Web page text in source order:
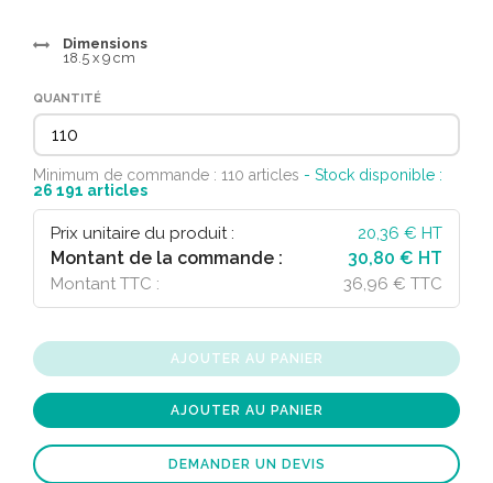
Dimensions
18.5 x 9 cm
QUANTITÉ
Minimum de commande : 110 articles - Stock disponible :
26 191 articles
Prix unitaire du produit : 20,36 € HT
Montant de la commande : 30,80 € HT
Montant TTC : 36,96 € TTC
AJOUTER AU PANIER
AJOUTER AU PANIER
DEMANDER UN DEVIS